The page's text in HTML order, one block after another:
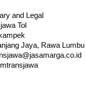
and Legal
Tol
Jaya, Rawa